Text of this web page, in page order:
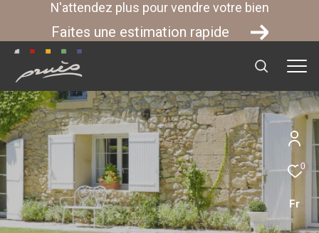
N'attendez plus pour vendre votre bien
Faites une estimation rapide
0
Fr